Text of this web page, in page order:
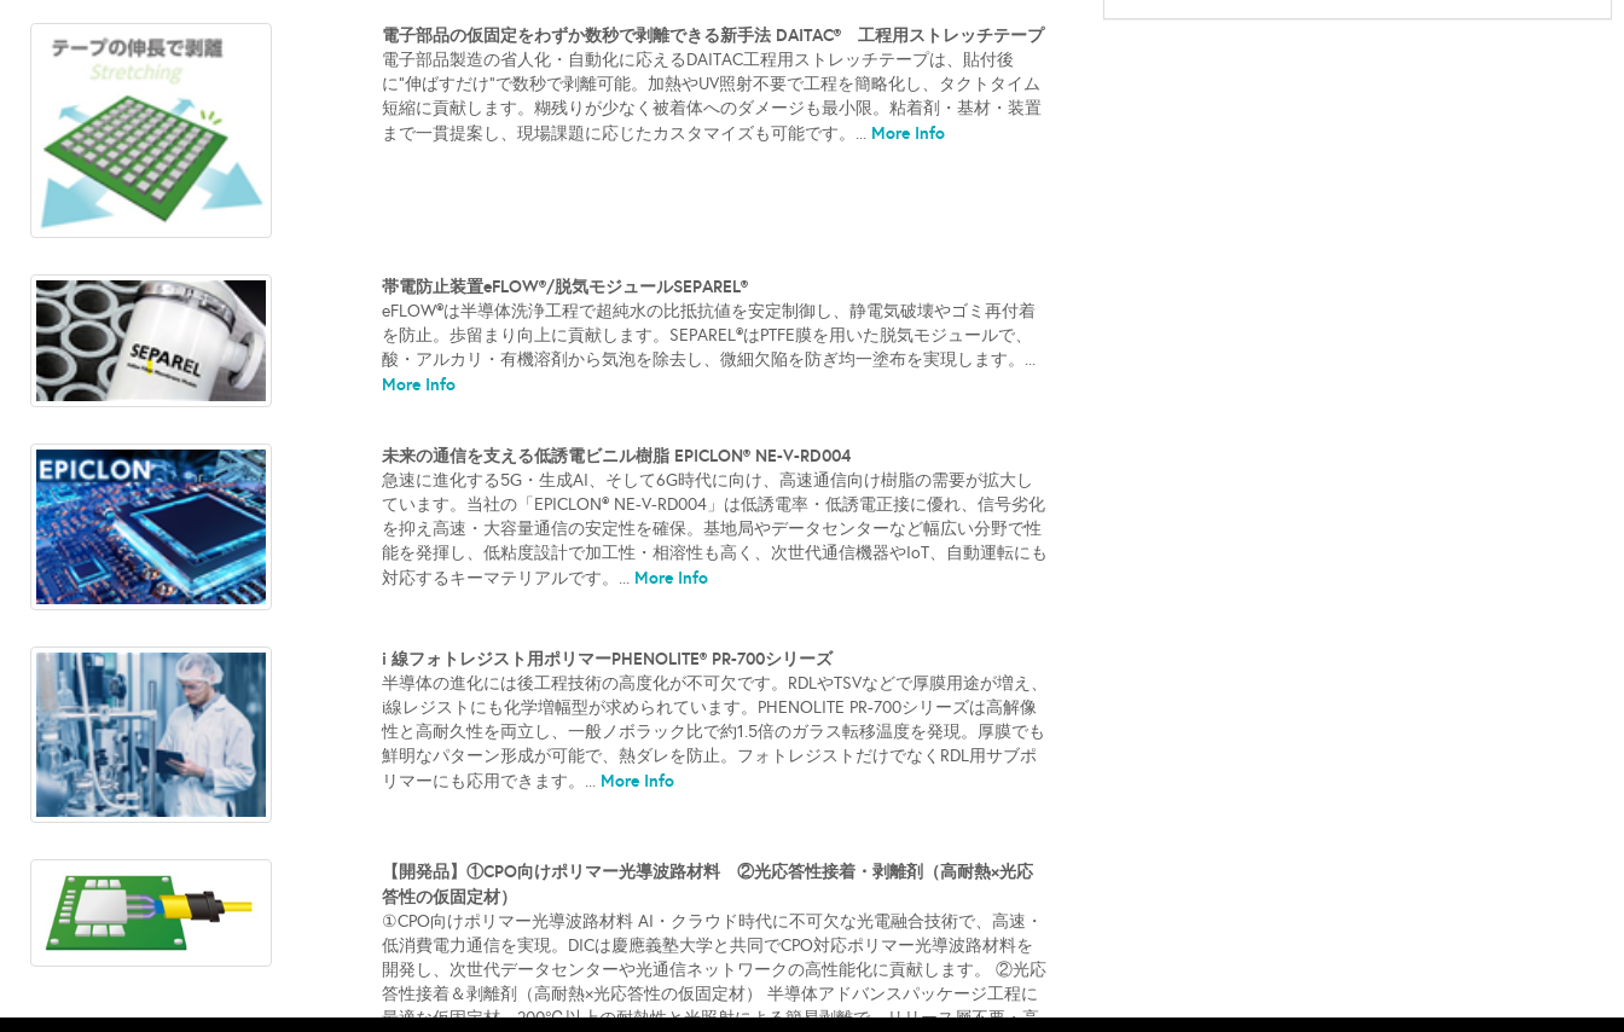
電子部品の仮固定をわずか数秒で剥離できる新手法 DAITAC® 工程用ストレッチテープ
電子部品製造の省人化・自動化に応えるDAITAC工程用ストレッチテープは、貼付後
に“伸ばすだけ”で数秒で剥離可能。加熱やUV照射不要で工程を簡略化し、タクトタイム
短縮に貢献します。糊残りが少なく被着体へのダメージも最小限。粘着剤・基材・装置
まで一貫提案し、現場課題に応じたカスタマイズも可能です。...More Info
帯電防止装置eFLOW®/脱気モジュールSEPAREL®
eFLOW®は半導体洗浄工程で超純水の比抵抗値を安定制御し、静電気破壊やゴミ再付着
を防止。歩留まり向上に貢献します。SEPAREL®はPTFE膜を用いた脱気モジュールで、
酸・アルカリ・有機溶剤から気泡を除去し、微細欠陥を防ぎ均一塗布を実現します。...
More Info
未来の通信を支える低誘電ビニル樹脂 EPICLON® NE-V-RD004
急速に進化する5G・生成AI、そして6G時代に向け、高速通信向け樹脂の需要が拡大し
ています。当社の「EPICLON® NE-V-RD004」は低誘電率・低誘電正接に優れ、信号劣化
を抑え高速・大容量通信の安定性を確保。基地局やデータセンターなど幅広い分野で性
能を発揮し、低粘度設計で加工性・相溶性も高く、次世代通信機器やIoT、自動運転にも
対応するキーマテリアルです。... More Info
i 線フォトレジスト用ポリマーPHENOLITE® PR-700シリーズ
半導体の進化には後工程技術の高度化が不可欠です。RDLやTSVなどで厚膜用途が増え、
i線レジストにも化学増幅型が求められています。PHENOLITE PR-700シリーズは高解像
性と高耐久性を両立し、一般ノボラック比で約1.5倍のガラス転移温度を発現。厚膜でも
鮮明なパターン形成が可能で、熱ダレを防止。フォトレジストだけでなくRDL用サブポ
リマーにも応用できます。...More Info
【開発品】①CPO向けポリマー光導波路材料 ②光応答性接着・剥離剤（高耐熱×光応
答性の仮固定材）
①CPO向けポリマー光導波路材料 AI・クラウド時代に不可欠な光電融合技術で、高速・
低消費電力通信を実現。DICは慶應義塾大学と共同でCPO対応ポリマー光導波路材料を
開発し、次世代データセンターや光通信ネットワークの高性能化に貢献します。 ②光応
答性接着＆剥離剤（高耐熱×光応答性の仮固定材） 半導体アドバンスパッケージ工程に
最適な仮固定材。200℃以上の耐熱性と光照射による簡易剥離で、リリース層不要・高